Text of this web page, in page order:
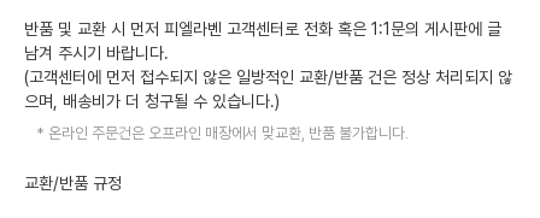
반품 및 교환 시 먼저 피엘라벤 고객센터로 전화 혹은 1:1문의 게시판에 글
남겨 주시기 바랍니다.
(고객센터에 먼저 접수되지 않은 일방적인 교환/반품 건은 정상 처리되지 않
으며, 배송비가 더 청구될 수 있습니다.)
온라인 주문건은 오프라인 매장에서 맞교환, 반품 불가합니다.
교환/반품 규정